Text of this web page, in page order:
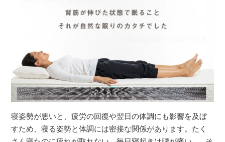
寝姿勢が悪いと、疲労の回復や翌日の体調にも影響を及ぼ
すため、寝る姿勢と体調には密接な関係があります。たく